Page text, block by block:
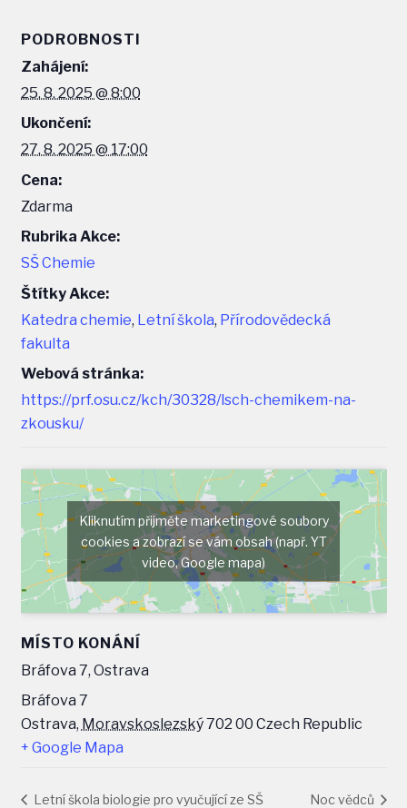
PODROBNOSTI
Zahájení:
25. 8. 2025 @ 8:00
Ukončení:
27. 8. 2025 @ 17:00
Cena:
Zdarma
Rubrika Akce:
SŠ Chemie
Štítky Akce:
Katedra chemie, Letní škola, Přírodovědecká
fakulta
Webová stránka:
https://prf.osu.cz/kch/30328/lsch-chemikem-na-
zkousku/
MÍSTO KONÁNÍ
Bráfova 7, Ostrava
Bráfova 7
Ostrava, Moravskoslezský702 00 Czech Republic
+ Google Mapa
Kliknutím přijměte marketingové soubory
cookies a zobrazí se vám obsah (např. YT
video, Google mapa)
Letní škola biologie pro vyučující ze SŠ Noc vědců